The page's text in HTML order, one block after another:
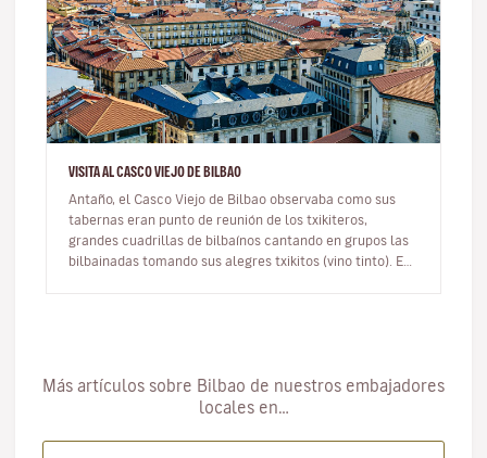
VISITA AL CASCO VIEJO DE BILBAO
Antaño, el Casco Viejo de Bilbao observaba como sus
tabernas eran punto de reunión de los txikiteros,
grandes cuadrillas de bilbaínos cantando en grupos las
bilbainadas tomando sus alegres txikitos (vino tinto). En
Más artículos sobre Bilbao de nuestros embajadores
locales en…